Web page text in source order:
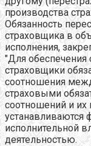
производства
Обязанность
страховщика в
исполнения,
"Для обеспечения
страховщики
соотношения
страховыми
соотношений и
исполнительной
деятельностью.